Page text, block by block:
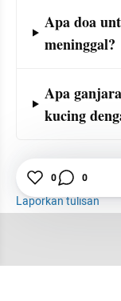
Apa doa
meninggal?
Apa
kucing
Kucing
Laporkan tulisan
0 0